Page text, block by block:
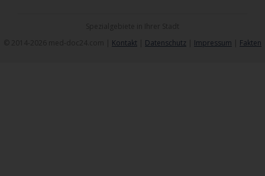
Kontakt Datenschutz Impressum Fakten